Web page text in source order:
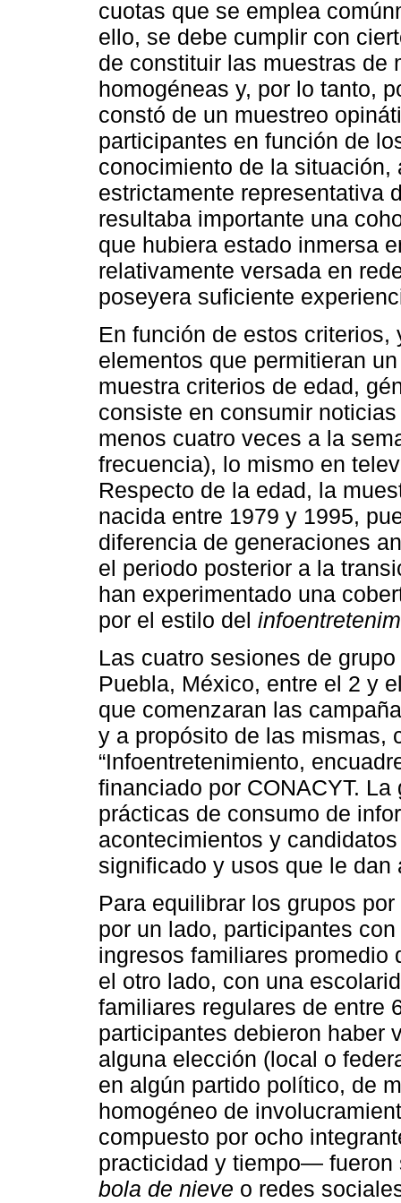
cuotas que se emplea
ello, se debe cumplir con
de constituir las muestras de
homogéneas y, por lo tanto,
constó de un muestreo
participantes en función de
conocimiento de la
estrictamente representativa
resultaba importante una
que hubiera estado inmersa
relativamente versada en
poseyera suficiente
En función de estos
elementos que permitieran
muestra criterios de edad,
consiste en consumir
menos cuatro veces a la
frecuencia), lo mismo en
Respecto de la edad, la
nacida entre 1979 y 1995,
diferencia de generaciones
el periodo posterior a la
han experimentado una
por el estilo del
Las cuatro sesiones de
Puebla, México, entre el 2 y
que comenzaran las
y a propósito de las mismas,
“Infoentretenimiento,
financiado por CONACYT.
prácticas de consumo de
acontecimientos y
significado y usos que le dan
Para equilibrar los grupos
por un lado, participantes
ingresos familiares promedio
el otro lado, con una
familiares regulares de entre
participantes debieron haber
alguna elección (local o
en algún partido político, de
homogéneo de
compuesto por ocho
practicidad y tiempo― fueron
bola de nieve o redes